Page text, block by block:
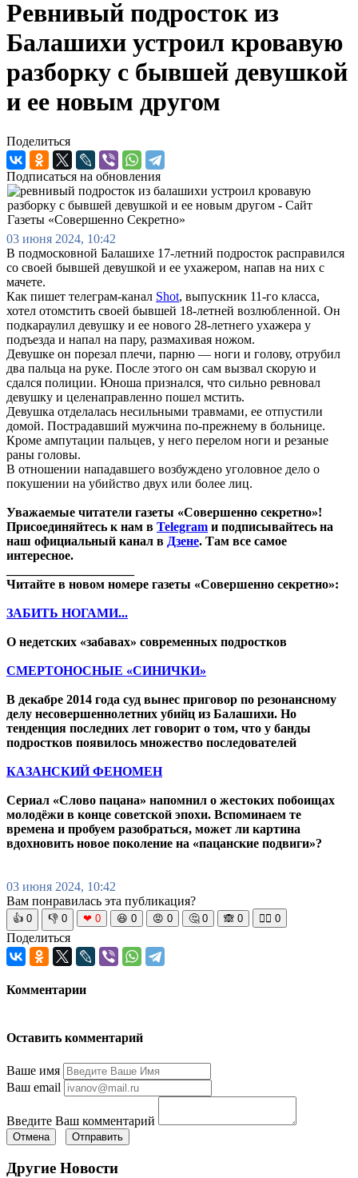
Ревнивый подросток из
Балашихи устроил кровавую
разборку с бывшей девушкой
и ее новым другом
Поделиться
Подписаться на обновления
03 июня 2024, 10:42
В подмосковной Балашихе 17-летний подросток расправился
со своей бывшей девушкой и ее ухажером, напав на них с
мачете.
Как пишет телеграм-канал Shot, выпускник 11-го класса,
хотел отомстить своей бывшей 18-летней возлюбленной. Он
подкараулил девушку и ее нового 28-летнего ухажера у
подъезда и напал на пару, размахивая ножом.
Девушке он порезал плечи, парню — ноги и голову, отрубил
два пальца на руке. После этого он сам вызвал скорую и
сдался полиции. Юноша признался, что сильно ревновал
девушку и целенаправленно пошел мстить.
Девушка отделалась несильными травмами, ее отпустили
домой. Пострадавший мужчина по-прежнему в больнице.
Кроме ампутации пальцев, у него перелом ноги и резаные
раны головы.
В отношении нападавшего возбуждено уголовное дело о
покушении на убийство двух или более лиц.
Уважаемые читатели газеты «Совершенно секретно»!
Присоединяйтесь к нам в Telegram и подписывайтесь на
наш официальный канал в Дзене. Там все самое
интересное.
Читайте в новом номере газеты «Совершенно секретно»:
ЗАБИТЬ НОГАМИ...
О недетских «забавах» современных подростков
СМЕРТОНОСНЫЕ «СИНИЧКИ»
В декабре 2014 года суд вынес приговор по резонансному
делу несовершеннолетних убийц из Балашихи. Но
тенденция последних лет говорит о том, что у банды
подростков появилось множество последователей
КАЗАНСКИЙ ФЕНОМЕН
Сериал «Слово пацана» напомнил о жестоких побоищах
молодёжи в конце советской эпохи. Вспоминаем те
времена и пробуем разобраться, может ли картина
вдохновить новое поколение на «пацанские подвиги»?
03 июня 2024, 10:42
Вам понравилась эта публикация?
👍 0 👎 0 ❤ 0 😆 0 😡 0 🤔 0 🙈 0 🧘‍♀️ 0
Поделиться
Комментарии
Оставить комментарий
Ваше имя
Ваш email
Введите Ваш комментарий
Отмена Отправить
Другие Новости